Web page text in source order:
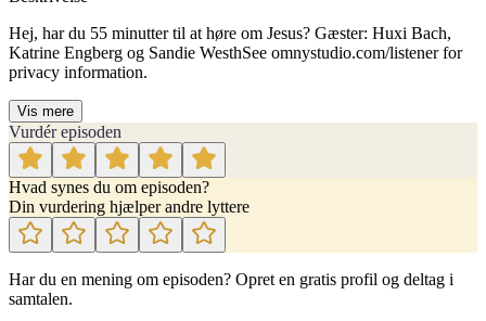
Hej, har du 55 minutter til at høre om Jesus? Gæster: Huxi Bach,
Katrine Engberg og Sandie WesthSee omnystudio.com/listener for
privacy information.
Vis mere
Vurdér episoden
Hvad synes du om episoden?
Din vurdering hjælper andre lyttere
Har du en mening om episoden? Opret en gratis profil og deltag i
samtalen.